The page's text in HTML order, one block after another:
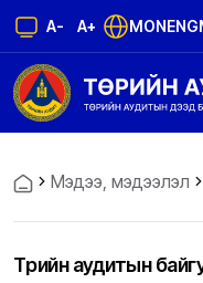
A- A+ MONENG
Мэдээ, мэдээлэл
Төрийн аудитын